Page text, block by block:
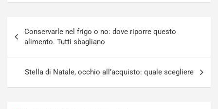
articoli
Conservarle nel frigo o no: dove riporre questo
alimento. Tutti sbagliano
Stella di Natale, occhio all’acquisto: quale scegliere